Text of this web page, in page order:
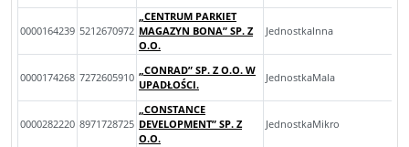
0000164239 5212670972
„CENTRUM PARKIET
MAGAZYN BONA” SP. Z
O.O.
JednostkaInna
0000174268 7272605910
„CONRAD” SP. Z O.O. W
UPADŁOŚCI.
JednostkaMala
0000282220 8971728725
„CONSTANCE
DEVELOPMENT” SP. Z
O.O.
JednostkaMikro